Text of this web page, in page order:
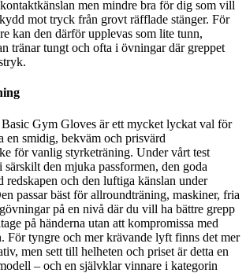
men mindre bra för dig som vill
mot tryck från grovt räfflade stänger. För
kan den därför upplevas som lite tunn,
tränar tungt och ofta i övningar där greppet
Gym Gloves är ett mycket lyckat val för
en smidig, bekväm och prisvärd
för vanlig styrketräning. Under vårt test
särskilt den mjuka passformen, den goda
redskapen och den luftiga känslan under
passar bäst för allroundträning, maskiner, fria
på en nivå där du vill ha bättre grepp
på händerna utan att kompromissa med
För tyngre och mer krävande lyft finns det mer
men sett till helheten och priset är detta en
– och en självklar vinnare i kategorin